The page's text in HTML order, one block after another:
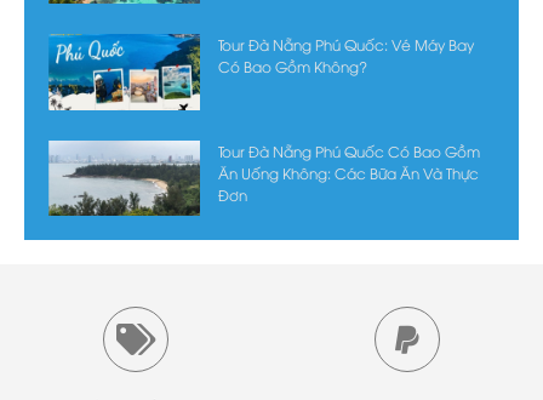
Tour Đà Nẵng Phú Quốc: Vé Máy Bay
Có Bao Gồm Không?
Tour Đà Nẵng Phú Quốc Có Bao Gồm
Ăn Uống Không: Các Bữa Ăn Và Thực
Đơn